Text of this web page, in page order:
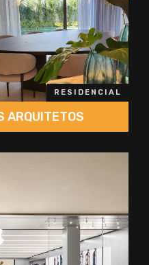
RESIDENCIAL
ARQUITETOS